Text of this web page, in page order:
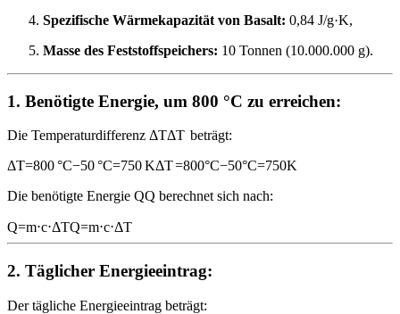
Spezifische Wärmekapazität von Basalt: 0,84 J/g·K,
Masse des Feststoffspeichers: 10 Tonnen (10.000.000 g).
1. Benötigte Energie, um 800 °C zu erreichen:
Die Temperaturdifferenz ΔTΔT beträgt:
ΔT=800 °C−50 °C=750 KΔT=800°C−50°C=750K
Die benötigte Energie QQ berechnet sich nach:
Q=m⋅c⋅ΔTQ=m⋅c⋅ΔT
2. Täglicher Energieeintrag:
Der tägliche Energieeintrag beträgt: